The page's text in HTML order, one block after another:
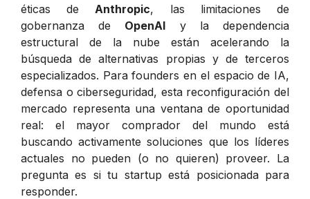
éticas de Anthropic, las limitaciones de
gobernanza de OpenAI y la dependencia
estructural de la nube están acelerando la
búsqueda de alternativas propias y de terceros
especializados. Para founders en el espacio de IA,
defensa o ciberseguridad, esta reconfiguración del
mercado representa una ventana de oportunidad
real: el mayor comprador del mundo está
buscando activamente soluciones que los líderes
actuales no pueden (o no quieren) proveer. La
pregunta es si tu startup está posicionada para
responder.